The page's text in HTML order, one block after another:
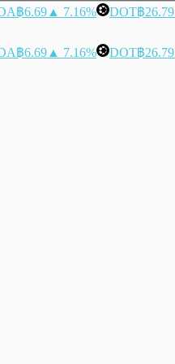
฿6.69 ▲ 7.16% DOT฿26.79
฿6.69 ▲ 7.16% DOT฿26.79